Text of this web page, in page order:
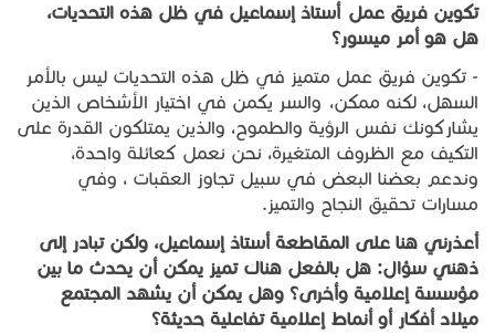
تكوين فريق عمل أستاذ إسماعيل في ظل هذه التحديات،
هل هو أمر ميسور؟
- تكوين فريق عمل متميز في ظل هذه التحديات ليس بالأمر
السهل، لكنه ممكن، والسر يكمن في اختيار الأشخاص الذين
يشاركونك نفس الرؤية والطموح، والذين يمتلكون القدرة على
التكيف مع الظروف المتغيرة، نحن نعمل كعائلة واحدة،
وندعم بعضنا البعض في سبيل تجاوز العقبات ، وفي
مسارات تحقيق النجاح والتميز.
أعذرني هنا على المقاطعة أستاذ إسماعيل، ولكن تبادر إلى
ذهني سؤال: هل بالفعل هناك تميز يمكن أن يحدث ما بين
مؤسسة إعلامية وأخرى؟ وهل يمكن أن يشهد المجتمع
ميلاد أفكار أو أنماط إعلامية تفاعلية حديثة؟